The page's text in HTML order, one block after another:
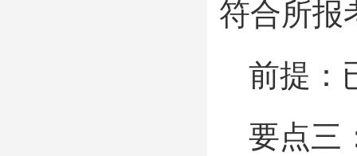
符合所报
前提：
要点三